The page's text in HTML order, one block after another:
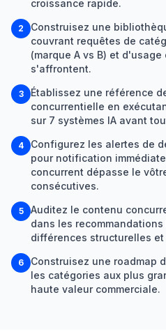
croissance rapide.
2
Construisez une
couvrant requêtes de
(marque A vs B) et
s'affrontent.
3
Établissez une référence
concurrentielle en
sur 7 systèmes IA avant
4
Configurez les alertes de
pour notification
concurrent dépasse le
consécutives.
5
Auditez le contenu
dans les
différences structurelles et
6
Construisez une roadmap
les catégories aux plus
haute valeur commerciale.